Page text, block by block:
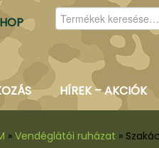
Keresés
a
következőre:
HÍREK – AKCIÓK
» Vendéglátói ruházat »